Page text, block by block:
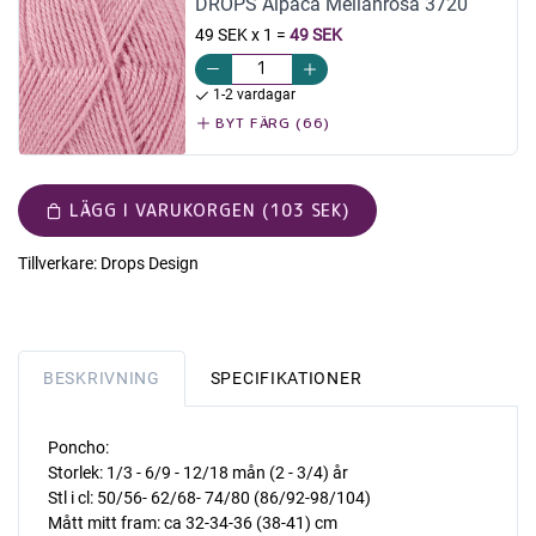
49 SEK x 1 = 49 SEK
1-2 vardagar
BYT FÄRG (66)
LÄGG I VARUKORGEN (103 SEK)
Tillverkare: Drops Design
BESKRIVNING SPECIFIKATIONER
Poncho:
Storlek: 1/3 - 6/9 - 12/18 mån (2 - 3/4) år
Stl i cl: 50/56- 62/68- 74/80 (86/92-98/104)
Mått mitt fram: ca 32-34-36 (38-41) cm